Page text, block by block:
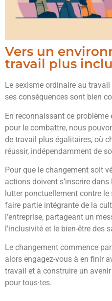
Vers un
travail plus
Le sexisme ordinaire au
ses conséquences sont bien
En reconnaissant ce problème
pour le combattre, nous
de travail plus égalitaires, où
réussir, indépendamment de
Pour que le changement soit
actions doivent s’inscrire
lutter ponctuellement contre
faire partie intégrante de la
l’entreprise, partageant un
l’inclusivité et le bien-être des
Le changement commence
alors engagez-vous à en finir
travail et à construire un
pour tous·tes.